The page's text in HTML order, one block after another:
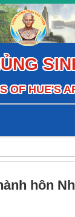
OF HUE'S
hôn